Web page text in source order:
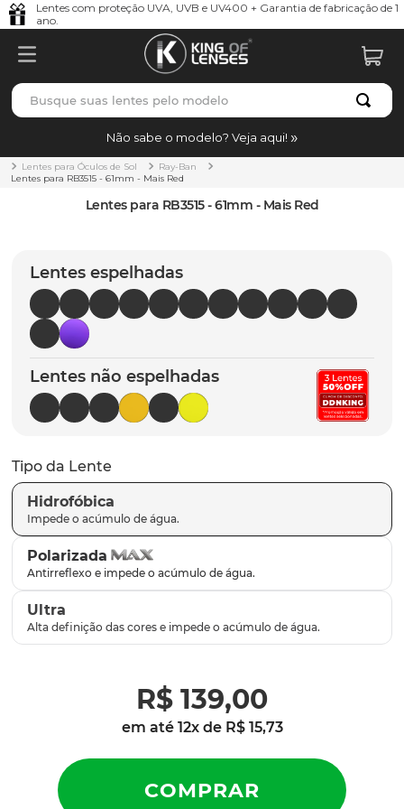
Lentes com proteção UVA, UVB e UV400 + Garantia de fabricação de 1
ano.
Busque suas lentes pelo modelo
Não sabe o modelo? Veja aqui!
Lentes para Óculos de Sol
Ray-Ban
Lentes para RB3515 - 61mm - Mais Red
Lentes para RB3515 - 61mm - Mais Red
Lentes espelhadas
Lentes não espelhadas
Tipo da Lente
Hidrofóbica
Polarizada
Ultra
R$ 139,00
em até 12x de R$ 15,73
TERMOS MAIS BUSCADOS
1º borrachas
holbrook
5º chaves
6º t-shock
7º latch
8º gasket
9º parafusos